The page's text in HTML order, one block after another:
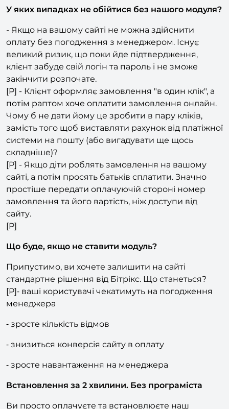
ідентифікацію).
У яких випадках не обійтися без нашого модуля?
- Якщо на вашому сайті не можна здійснити
оплату без погодження з менеджером. Існує
великий ризик, що поки йде підтвердження,
клієнт забуде свій логін та пароль і не зможе
закінчити розпочате.
[P] - Клієнт оформляє замовлення "в один клік", а
потім раптом хоче оплатити замовлення онлайн.
Чому б не дати йому це зробити в пару кліків,
замість того щоб виставляти рахунок від платіжної
системи на пошту (або вигадувати ще щось
складніше)?
[P] - Якщо діти роблять замовлення на вашому
сайті, а потім просять батьків сплатити. Значно
простіше передати оплачуючій стороні номер
замовлення та його вартість, ніж доступи від
сайту.
[P]
Що буде, якщо не ставити модуль?
Припустимо, ви хочете залишити на сайті
стандартне рішення від Бітрікс. Що станеться?
[P]⁃ ваші користувачі чекатимуть на погодження
менеджера
⁃ зросте кількість відмов
⁃ знизиться конверсія сайту в оплату
⁃ зросте навантаження на менеджера
Встановлення за 2 хвилини. Без програміста